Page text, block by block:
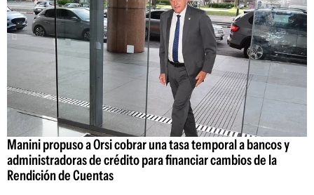
Manini propuso a Orsi cobrar una tasa temporal a bancos y
administradoras de crédito para financiar cambios de la
Rendición de Cuentas